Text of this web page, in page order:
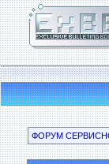
ФОРУМ